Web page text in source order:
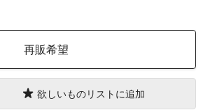
再販希望
欲しいものリストに追加